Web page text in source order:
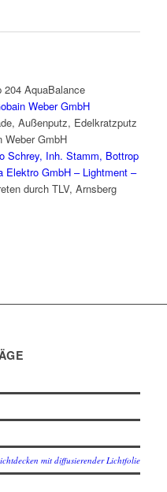
204 AquaBalance
Weber GmbH
Außenputz, Edelkratzputz
Weber GmbH
Schrey, Inh. Stamm, Bottrop
Elektro GmbH – Lightment –
durch TLV, Arnsberg
mit diffusierender Lichtfolie